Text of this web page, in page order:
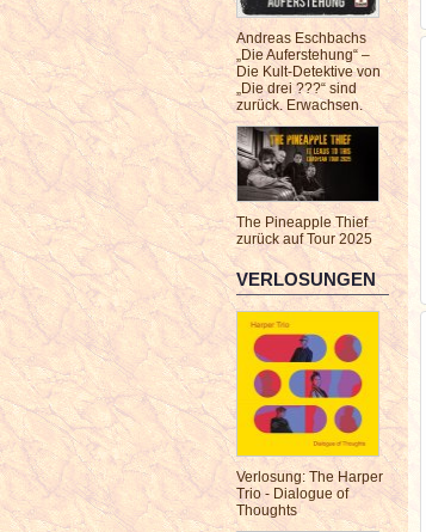
Andreas Eschbachs
„Die Auferstehung“ –
Die Kult-Detektive von
„Die drei ???“ sind
zurück. Erwachsen.
The Pineapple Thief
zurück auf Tour 2025
VERLOSUNGEN
Verlosung: The Harper
Trio - Dialogue of
Thoughts